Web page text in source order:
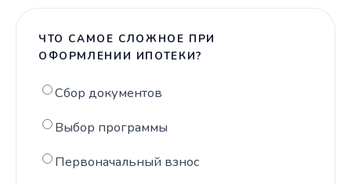
ЧТО САМОЕ СЛОЖНОЕ ПРИ
ОФОРМЛЕНИИ ИПОТЕКИ?
Сбор документов
Выбор программы
Первоначальный взнос